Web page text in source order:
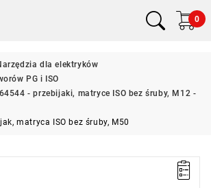
0
dla elektryków
PG i ISO
- przebijaki, matryce ISO bez śruby, M12 -
matryca ISO bez śruby, M50